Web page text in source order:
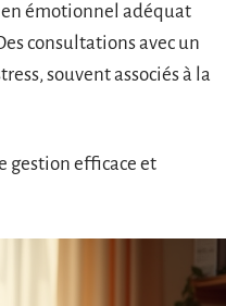
émotionnel adéquat
consultations avec un
souvent associés à la
gestion efficace et